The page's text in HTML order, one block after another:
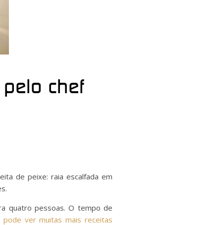
pelo chef
de peixe: raia escalfada em
quatro pessoas. O tempo de
pode ver muitas mais receitas